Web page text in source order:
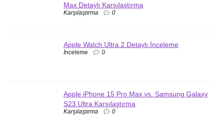
Max Detaylı Karşılaştırma
Karşılaştırma 0
Apple Watch Ultra 2 Detaylı İnceleme
İnceleme 0
Apple iPhone 15 Pro Max vs. Samsung Galaxy
S23 Ultra Karşılaştırma
Karşılaştırma 0